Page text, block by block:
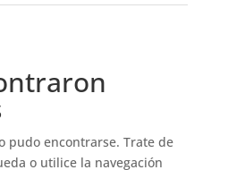
pudo encontrarse. Trate de
o utilice la navegación